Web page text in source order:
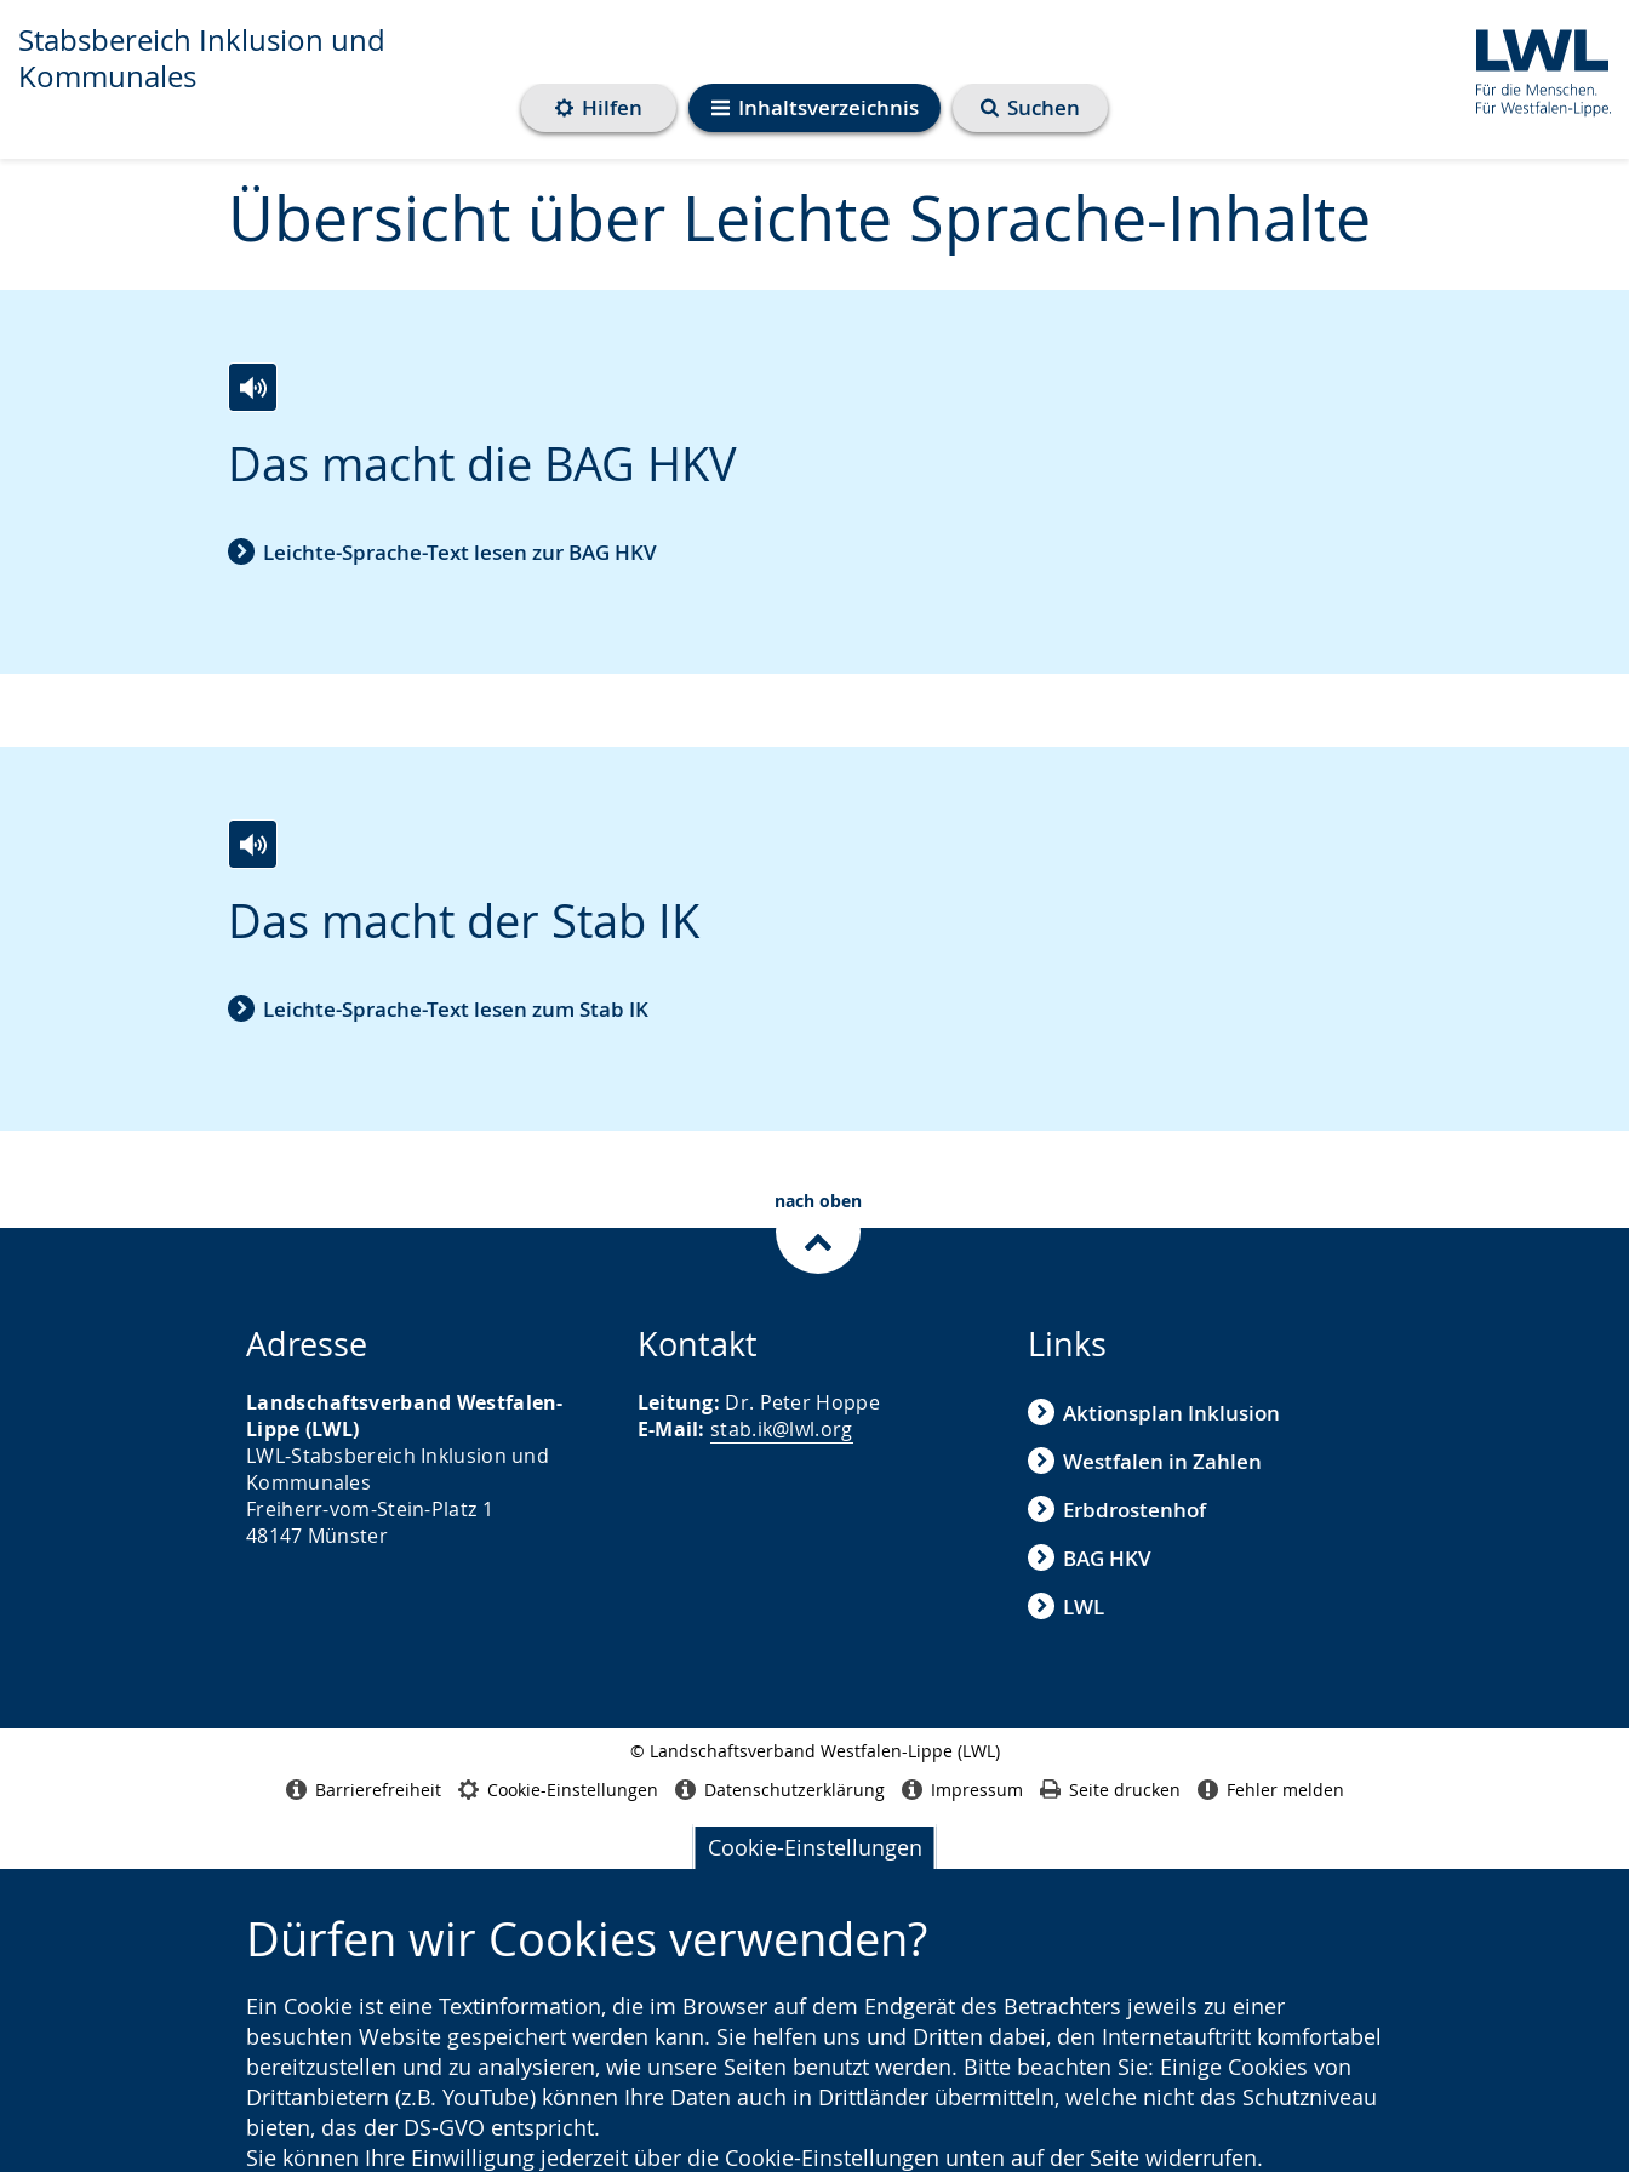
Stabsbereich Inklusion und
Kommunales
Inhaltsverzeichnis
Hilfen Suchen
Cookie-Einstellungen
Dürfen wir Cookies verwenden?
Ein Cookie ist eine Textinformation, die im Browser auf dem Endgerät des Betrachters jeweils zu einer
besuchten Website gespeichert werden kann. Sie helfen uns und Dritten dabei, den Internetauftritt komfortabel
bereitzustellen und zu analysieren, wie unsere Seiten benutzt werden. Bitte beachten Sie: Einige Cookies von
Drittanbietern (z.B. YouTube) können Ihre Daten auch in Drittländer übermitteln, welche nicht das Schutzniveau
bieten, das der DS-GVO entspricht.
Sie können Ihre Einwilligung jederzeit über die Cookie-Einstellungen unten auf der Seite widerrufen.
Übersicht über Leichte Sprache-Inhalte
Das macht die BAG HKV
Leichte-Sprache-Text lesen zur BAG HKV
Leichten
wechseln.
Audio-
Video
Deutscher
Gebärdensprache
Das macht der Stab IK
Leichte-Sprache-Text lesen zum Stab IK
Leichten
wechseln.
Audio-
Video
Deutscher
Gebärdensprache
nach oben
Adresse
Landschaftsverband Westfalen-
Lippe (LWL)
LWL-Stabsbereich Inklusion und
Kommunales
Freiherr-vom-Stein-Platz 1
48147 Münster
Kontakt
Leitung: Dr. Peter Hoppe
E-Mail:stab.ik@lwl.org
Links
Aktionsplan Inklusion
Westfalen in Zahlen
Erbdrostenhof
BAG HKV
LWL
© Landschaftsverband Westfalen-Lippe (LWL)
Barrierefreiheit Cookie-Einstellungen Datenschutzerklärung Impressum Seite drucken Fehler melden